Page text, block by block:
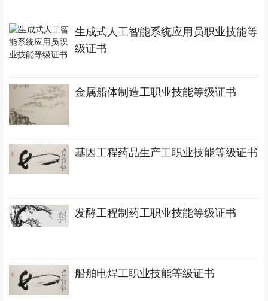
生成式人工智能系统应用员职业技能等
级证书
金属船体制造工职业技能等级证书
基因工程药品生产工职业技能等级证书
发酵工程制药工职业技能等级证书
船舶电焊工职业技能等级证书